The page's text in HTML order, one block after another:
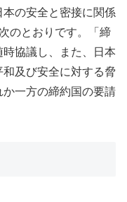
の安全と密接に関係
のとおりです。「締
協議し、また、日本
及び安全に対する脅
一方の締約国の要請